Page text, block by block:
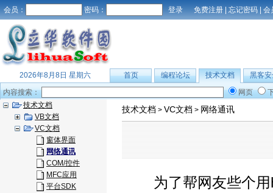
会员： 密码： 免费注册 | 忘记密码 | 会
2026年8月8日 星期六 首页 编程论坛 技术文档
黑客安
内容搜索：
网页
技术文档
VB文档
VC文档
窗体界面
网络通讯
COM/控件
MFC应用
平台SDK
技术文档 > VC文档 > 网络通讯
为了帮网友些个用